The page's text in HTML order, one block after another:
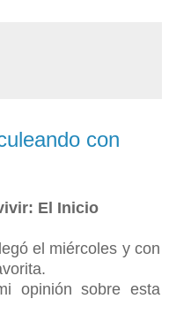
con
El Inicio
el miércoles y con
opinión sobre esta